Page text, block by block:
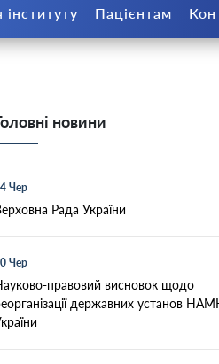
інституту Пацієнтам
новини
Чер
Рада України
Чер
правовий висновок щодо
державних установ